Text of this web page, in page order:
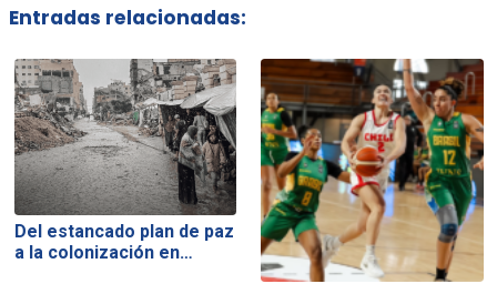
Entradas relacionadas:
Del estancado plan de paz
a la colonización en…